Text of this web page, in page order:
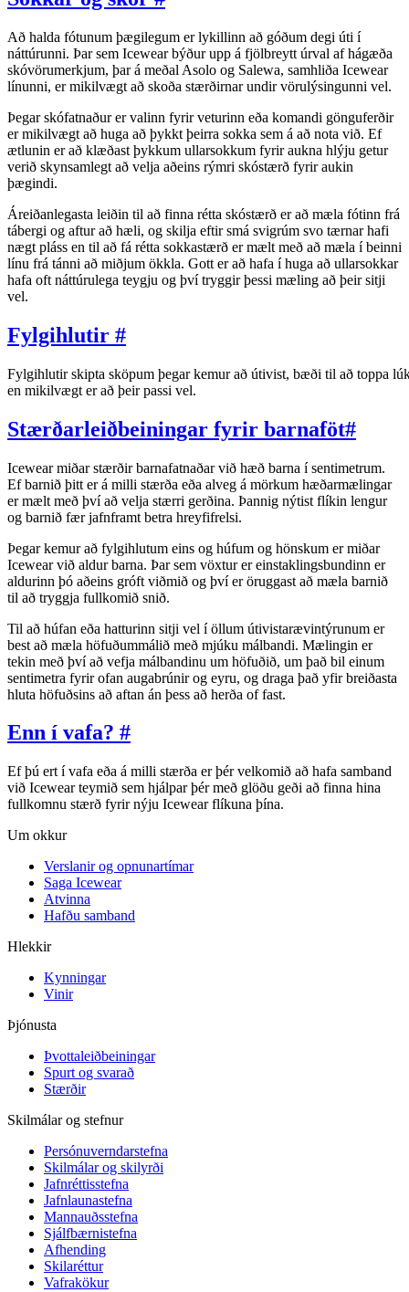
Að halda fótunum þægilegum er lykillinn að góðum degi úti í
náttúrunni. Þar sem Icewear býður upp á fjölbreytt úrval af hágæða
skóvörumerkjum, þar á meðal Asolo og Salewa, samhliða Icewear
línunni, er mikilvægt að skoða stærðirnar undir vörulýsingunni vel.
Þegar skófatnaður er valinn fyrir veturinn eða komandi gönguferðir
er mikilvægt að huga að þykkt þeirra sokka sem á að nota við. Ef
ætlunin er að klæðast þykkum ullarsokkum fyrir aukna hlýju getur
verið skynsamlegt að velja aðeins rýmri skóstærð fyrir aukin
þægindi.
Áreiðanlegasta leiðin til að finna rétta skóstærð er að mæla fótinn frá
tábergi og aftur að hæli, og skilja eftir smá svigrúm svo tærnar hafi
nægt pláss en til að fá rétta sokkastærð er mælt með að mæla í beinni
línu frá tánni að miðjum ökkla. Gott er að hafa í huga að ullarsokkar
hafa oft náttúrulega teygju og því tryggir þessi mæling að þeir sitji
vel.
Fylgihlutir #
Fylgihlutir skipta sköpum þegar kemur að útivist, bæði til að toppa
en mikilvægt er að þeir passi vel.
Stærðarleiðbeiningar fyrir barnaföt#
Icewear miðar stærðir barnafatnaðar við hæð barna í sentimetrum.
Ef barnið þitt er á milli stærða eða alveg á mörkum hæðarmælingar
er mælt með því að velja stærri gerðina. Þannig nýtist flíkin lengur
og barnið fær jafnframt betra hreyfifrelsi.
Þegar kemur að fylgihlutum eins og húfum og hönskum er miðar
Icewear við aldur barna. Þar sem vöxtur er einstaklingsbundinn er
aldurinn þó aðeins gróft viðmið og því er öruggast að mæla barnið
til að tryggja fullkomið snið.
Til að húfan eða hatturinn sitji vel í öllum útivistarævintýrunum er
best að mæla höfuðummálið með mjúku málbandi. Mælingin er
tekin með því að vefja málbandinu um höfuðið, um það bil einum
sentimetra fyrir ofan augabrúnir og eyru, og draga það yfir breiðasta
hluta höfuðsins að aftan án þess að herða of fast.
Enn í vafa? #
Ef þú ert í vafa eða á milli stærða er þér velkomið að hafa samband
við Icewear teymið sem hjálpar þér með glöðu geði að finna hina
fullkomnu stærð fyrir nýju Icewear flíkuna þína.
Um okkur
Verslanir og opnunartímar
Saga Icewear
Atvinna
Hafðu samband
Hlekkir
Kynningar
Vinir
Þjónusta
Þvottaleiðbeiningar
Spurt og svarað
Stærðir
Skilmálar og stefnur
Persónuverndarstefna
Skilmálar og skilyrði
Jafnréttisstefna
Jafnlaunastefna
Mannauðsstefna
Sjálfbærnistefna
Afhending
Skilaréttur
Vafrakökur